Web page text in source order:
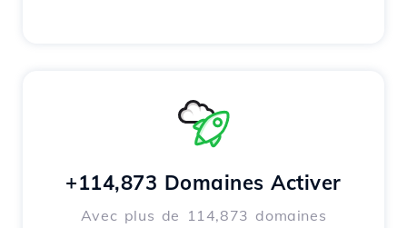
+114,873 Domaines Activer
Avec plus de 114,873 domaines